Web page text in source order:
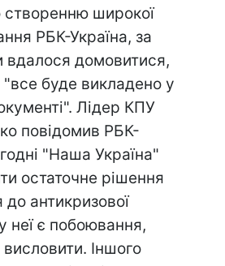
створенню широкої
РБК-Україна, за
вдалося домовитися,
"все буде викладено у
Лідер КПУ
повідомив РБК-
"Наша Україна"
остаточне рішення
антикризової
неї є побоювання,
Іншого